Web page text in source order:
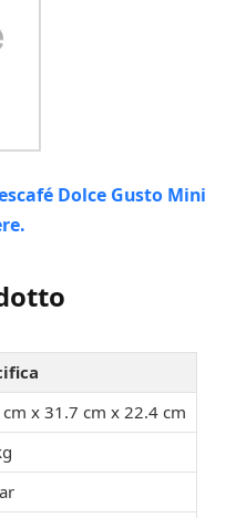
x 31.7 cm x 22.4 cm